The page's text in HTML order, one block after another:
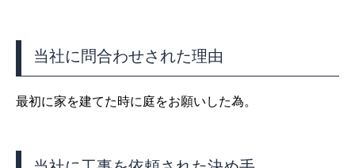
当社に問合わせされた理由
最初に家を建てた時に庭をお願いした為。